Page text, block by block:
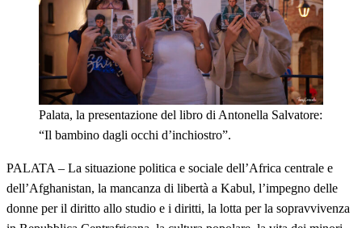
Palata, la presentazione del libro di Antonella Salvatore:
“Il bambino dagli occhi d’inchiostro”.
PALATA – La situazione politica e sociale dell’Africa centrale e
dell’Afghanistan, la mancanza di libertà a Kabul, l’impegno delle
donne per il diritto allo studio e i diritti, la lotta per la sopravvivenza